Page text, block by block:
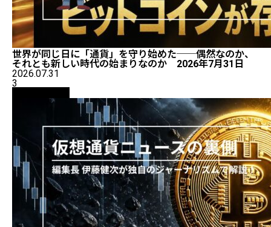
世界が同じ日に「通貨」を守り始めた──偶然なのか、
それとも新しい時代の始まりなのか 2026年7月31日
2026.07.31
3